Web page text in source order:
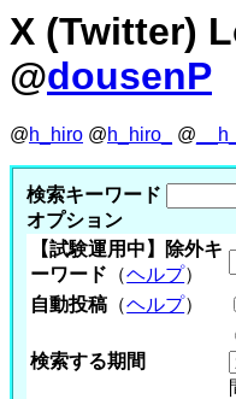
X (Twitter)
@dousenP
@h_hiro @h_hiro_ @
検索キーワード
オプション
【試験運用中】除外キ
ーワード （ヘルプ）
自動投稿 （ヘルプ）
検索する期間